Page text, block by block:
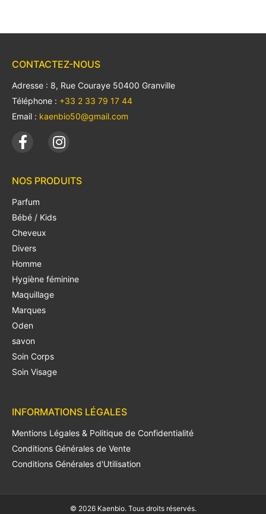
CONTACTEZ-NOUS
Adresse : 8, Rue Couraye 50400 Granville
Téléphone : +33 2 33 79 17 44
Email : kaenbio50@gmail.com
NOS PRODUITS
Parfum
Bébé / Kids
Cheveux
Divers
Homme
Hygiène féminine
Maquillage
Marques
Oden
savon
Soin Corps
Soin Visage
INFORMATIONS LÉGALES
Mentions Légales & Politique de Confidentialité
Conditions Générales de Vente
Conditions Générales d'Utilisation
© 2026 Kaenbio. Tous droits réservés.